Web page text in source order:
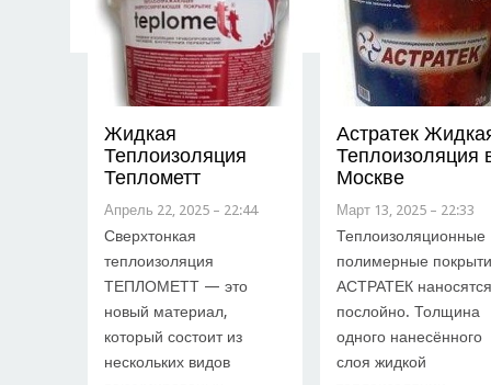
Жидкая
Теплоизоляция
Теплометт
Апрель 22, 2025 – 22:44
Сверхтонкая
теплоизоляция
ТЕПЛОМЕТТ — это
новый материал,
который состоит из
нескольких видов
Астратек
Теплоизоляция
Москве
Март 13, 2025 – 22:33
Теплоизоляционные
полимерные
АСТРАТЕК
послойно. Толщина
одного нанесённого
слоя жидкой